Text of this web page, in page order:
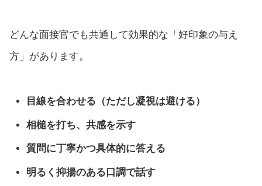
どんな面接官でも共通して効果的な「好印象の与え
方」があります。
目線を合わせる（ただし凝視は避ける）
相槌を打ち、共感を示す
質問に丁寧かつ具体的に答える
明るく抑揚のある口調で話す